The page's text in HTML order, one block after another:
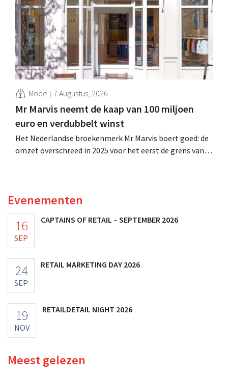
verhoogt het bedrijf ook zijn vooruitzichten voor het
volledige boekjaar.
Mode 7 Augustus, 2026
Mr Marvis neemt de kaap van 100 miljoen
euro en verdubbelt winst
Het Nederlandse broekenmerk Mr Marvis boert goed: de
omzet overschreed in 2025 voor het eerst de grens van
Evenementen
16
SEP
CAPTAINS OF RETAIL – SEPTEMBER 2026
24
SEP
RETAIL MARKETING DAY 2026
19
NOV
RETAILDETAIL NIGHT 2026
Meest gelezen